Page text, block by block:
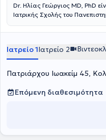
Dr. Ηλίας Γεώργιος MD, PhD
Ιατρικής Σχολής του
Ιατρείο 1Ιατρείο 2
Πατριάρχου Ιωακείμ 45,
Επόμενη διαθεσιμότητα